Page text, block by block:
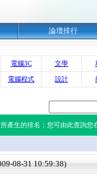
論壇排行
電腦3C 文學
電腦程式 設計
產生的排名；您可由此查詢您
08-31 10:59:38)